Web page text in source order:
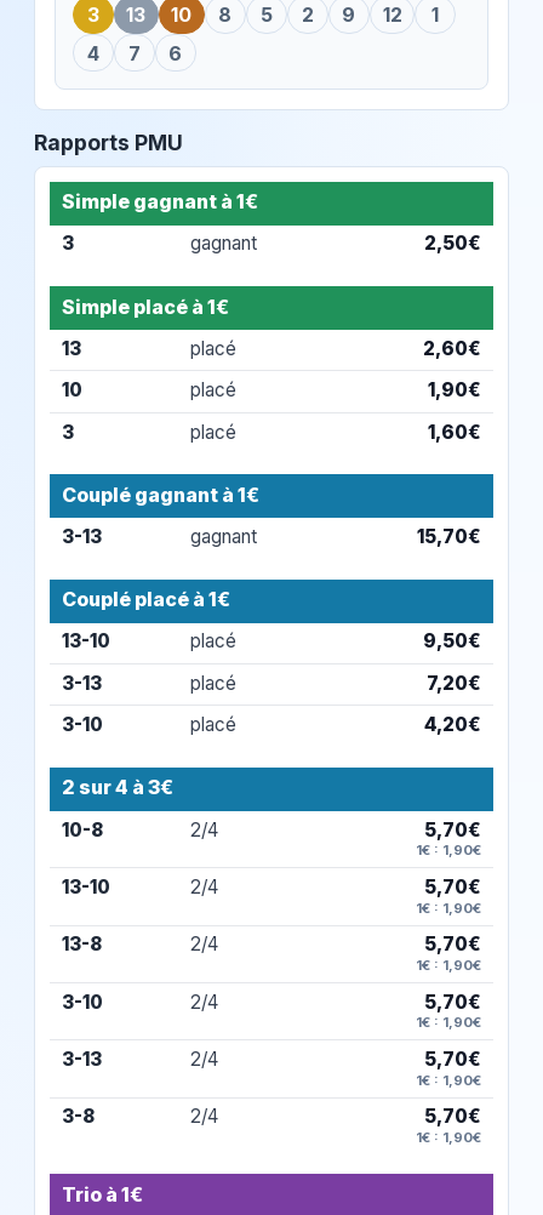
3 13 10 8 5 2 9 12
1
4
7 6
Rapports PMU
Simple gagnant à 1€
3 gagnant 2,50€
Simple placé à 1€
13 placé
2,60€
10
placé
1,90€
3
placé 1,60€
Couplé gagnant à 1€
3-13 gagnant 15,70€
Couplé placé à 1€
13-10 placé
9,50€
3-13
placé
7,20€
3-10
placé 4,20€
2 sur 4 à 3€
10-8 2/4 5,70€
1€ : 1,90€
13-10 2/4 5,70€
1€ : 1,90€
13-8 2/4 5,70€
1€ : 1,90€
3-10 2/4 5,70€
1€ : 1,90€
3-13 2/4 5,70€
1€ : 1,90€
3-8 2/4 5,70€
1€ : 1,90€
Trio à 1€